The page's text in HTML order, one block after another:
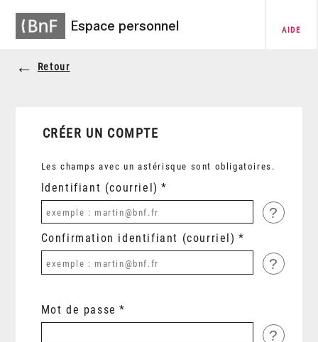
Espace personnel AIDE
Retour
CRÉER UN COMPTE
Les champs avec un astérisque sont obligatoires.
Identifiant (courriel)
?
Confirmation identifiant (courriel)
?
Mot de passe
?